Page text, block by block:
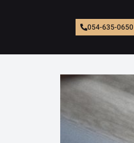
054-635-0650